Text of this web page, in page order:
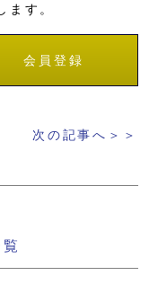
ます。
会員登録
次の記事へ＞＞